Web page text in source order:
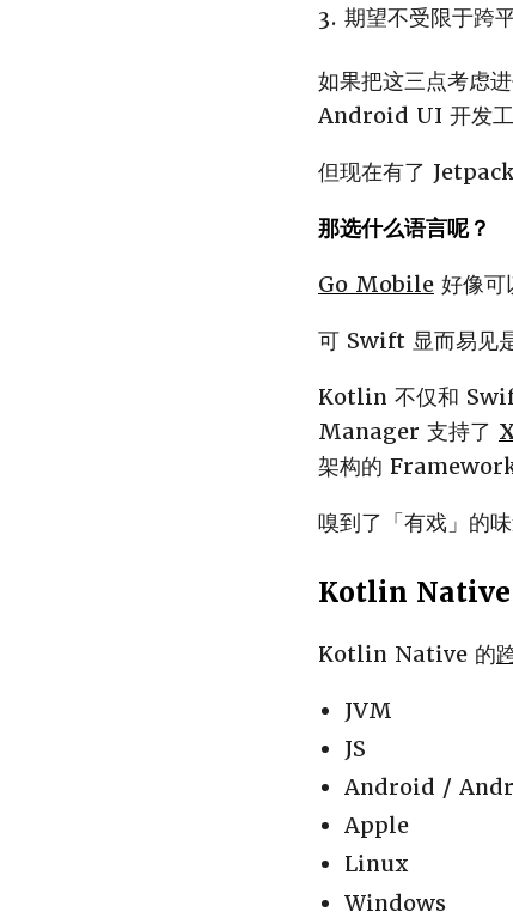
期望不受限于跨
如果把这三点考虑
Android UI 开发
但现在有了
那选什么语言呢？
Go Mobile 好像
可 Swift 显而易见
Kotlin 不仅和
Manager 支持了
架构的 Framework
嗅到了「有戏」的
Kotlin Native
Kotlin Native 的
JVM
JS
Android /
Apple
Linux
Windows